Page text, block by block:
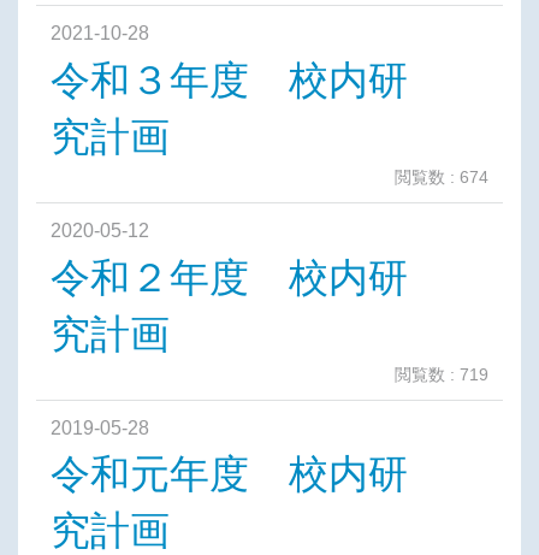
2021-10-28
令和３年度 校内研
究計画
閲覧数 : 674
2020-05-12
令和２年度 校内研
究計画
閲覧数 : 719
2019-05-28
令和元年度 校内研
究計画